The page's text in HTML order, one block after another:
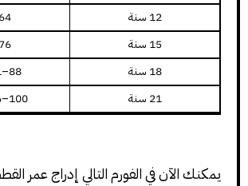
12 سنة
64 سنة
15 سنة
76 سنة
18 سنة
88–91 سنة
21 سنة
100–106 سنة
يمكنك الآن في الفورم التالي إدراج عمر